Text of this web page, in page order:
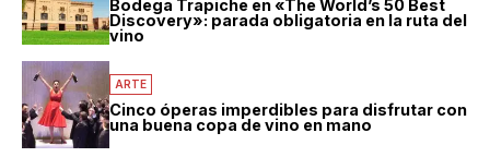
Bodega Trapiche en «The World’s 50 Best
Discovery»: parada obligatoria en la ruta del
vino
ARTE
Cinco óperas imperdibles para disfrutar con
una buena copa de vino en mano